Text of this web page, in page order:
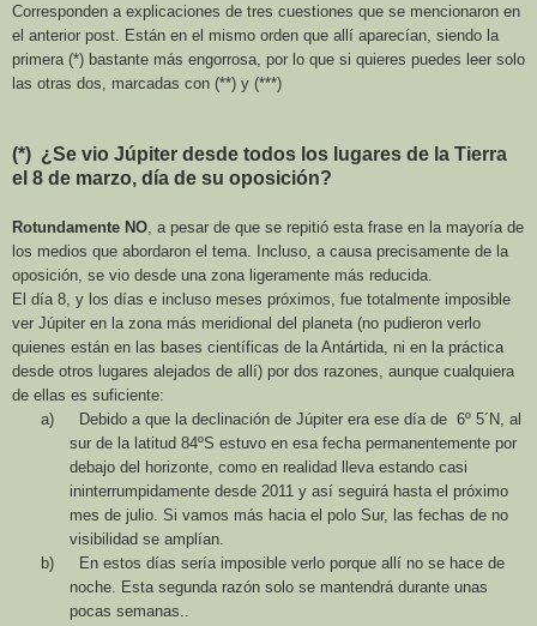
Corresponden a explicaciones de tres cuestiones que se mencionaron en
el anterior post. Están en el mismo orden que allí aparecían, siendo la
primera (*) bastante más engorrosa, por lo que si quieres puedes leer solo
las otras dos, marcadas con (**) y (***)
(*) ¿Se vio Júpiter desde todos los lugares de la Tierra
el 8 de marzo, día de su oposición?
Rotundamente NO , a pesar de que se repitió esta frase en la mayoría de
los medios que abordaron el tema. Incluso, a causa precisamente de la
oposición, se vio desde una zona ligeramente más reducida.
El día 8, y los días e incluso meses próximos, fue totalmente imposible
ver Júpiter en la zona más meridional del planeta (no pudieron verlo
quienes están en las bases científicas de la Antártida , ni en la práctica
desde otros lugares alejados de allí) por dos razones, aunque cualquiera
de ellas es suficiente:
a)
Debido a que la declinación de Júpiter era ese día de 6º 5´N, al
sur de la latitud 84ºS estuvo en esa fecha permanentemente por
debajo del horizonte, como en realidad lleva estando casi
ininterrumpidamente desde 2011 y así seguirá hasta el próximo
mes de julio. Si vamos más hacia el polo Sur, las fechas de no
visibilidad se amplían.
b)
En estos días sería imposible verlo porque allí no se hace de
noche. Esta segunda razón solo se mantendrá durante unas
pocas semanas..